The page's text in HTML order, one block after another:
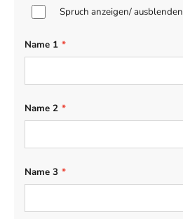
Spruch anzeigen/ ausblenden
Name 1 *
Name 2 *
Name 3 *